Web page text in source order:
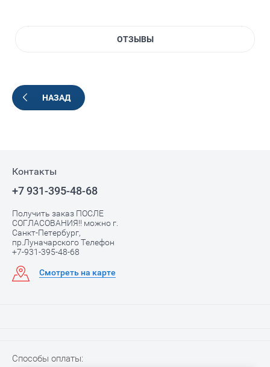
ОТЗЫВЫ
НАЗАД
Контакты
+7 931-395-48-68
Получить заказ ПОСЛЕ
СОГЛАСОВАНИЯ!! можно г.
Санкт-Петербург,
пр.Луначарского Телефон
+7-931-395-48-68
Смотреть на карте
Способы оплаты: